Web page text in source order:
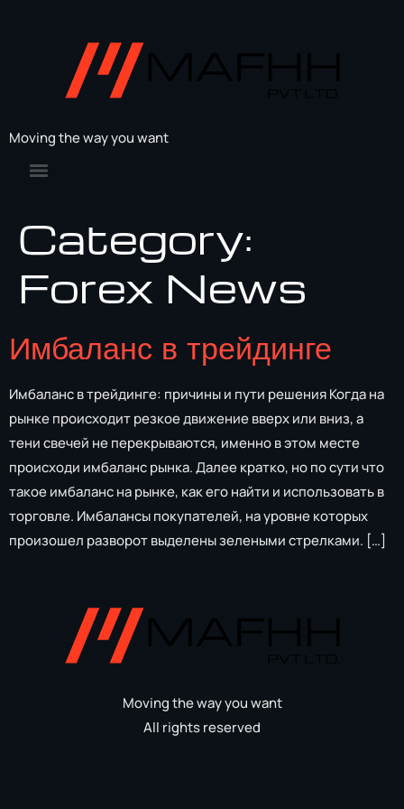
Moving the way you want
Category:
Forex News
Имбаланс в трейдинге
Имбаланс в трейдинге: причины и пути решения Когда на
рынке происходит резкое движение вверх или вниз, а
тени свечей не перекрываются, именно в этом месте
происходи имбаланс рынка. Далее кратко, но по сути что
такое имбаланс на рынке, как его найти и использовать в
торговле. Имбалансы покупателей, на уровне которых
произошел разворот выделены зелеными стрелками. […]
Moving the way you want
All rights reserved